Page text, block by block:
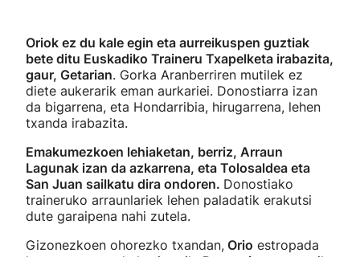
Oriok ez du kale egin eta aurreikuspen guztiak
bete ditu Euskadiko Traineru Txapelketa irabazita,
gaur, Getarian. Gorka Aranberriren mutilek ez
diete aukerarik eman aurkariei. Donostiarra izan
da bigarrena, eta Hondarribia, hirugarrena, lehen
txanda irabazita.
Emakumezkoen lehiaketan, berriz, Arraun
Lagunak izan da azkarrena, eta Tolosaldea eta
San Juan sailkatu dira ondoren. Donostiako
traineruko arraunlariek lehen paladatik erakutsi
dute garaipena nahi zutela.
Gizonezkoen ohorezko txandan, Orio estropada